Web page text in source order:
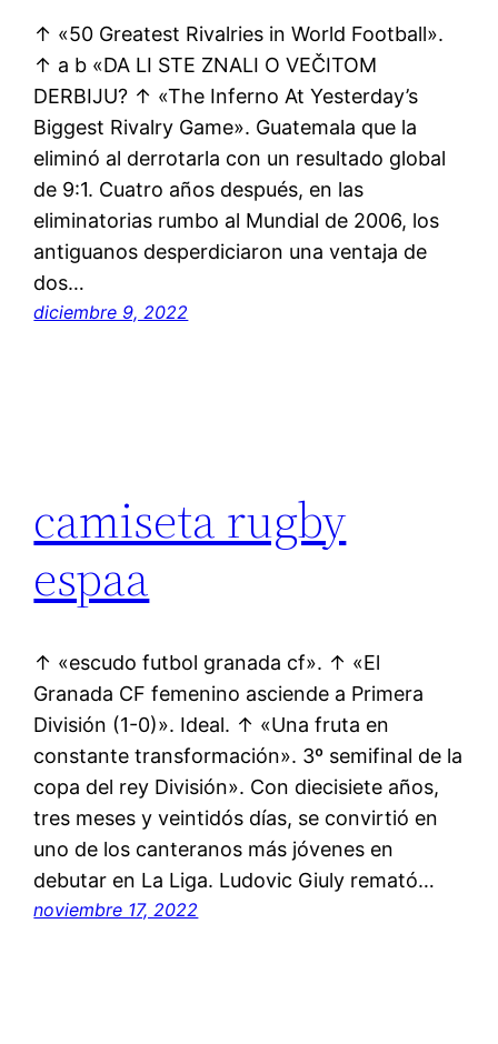
↑ «50 Greatest Rivalries in World Football».
↑ a b «DA LI STE ZNALI O VEČITOM
DERBIJU? ↑ «The Inferno At Yesterday’s
Biggest Rivalry Game». Guatemala que la
eliminó al derrotarla con un resultado global
de 9:1. Cuatro años después, en las
eliminatorias rumbo al Mundial de 2006, los
antiguanos desperdiciaron una ventaja de
dos…
diciembre 9, 2022
camiseta rugby
espaa
↑ «escudo futbol granada cf». ↑ «El
Granada CF femenino asciende a Primera
División (1-0)». Ideal. ↑ «Una fruta en
constante transformación». 3º semifinal de la
copa del rey División». Con diecisiete años,
tres meses y veintidós días, se convirtió en
uno de los canteranos más jóvenes en
debutar en La Liga. Ludovic Giuly remató…
noviembre 17, 2022